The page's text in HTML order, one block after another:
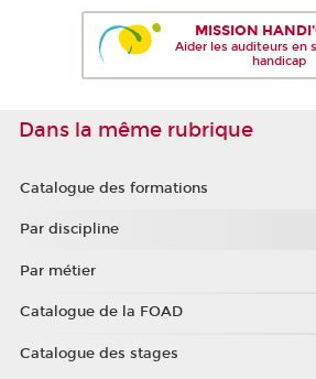
MISSION
Aider les auditeurs en
handicap
Dans la même rubrique
Catalogue des formations
Par discipline
Par métier
Catalogue de la FOAD
Catalogue des stages